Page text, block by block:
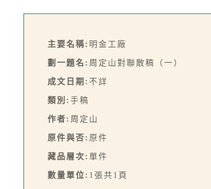
主要名稱: 明金工廠
劃一題名: 周定山對聯散稿（一）
成文日期: 不詳
類別: 手稿
作者: 周定山
原件與否: 原件
藏品層次: 單件
數量單位: 1張共1頁